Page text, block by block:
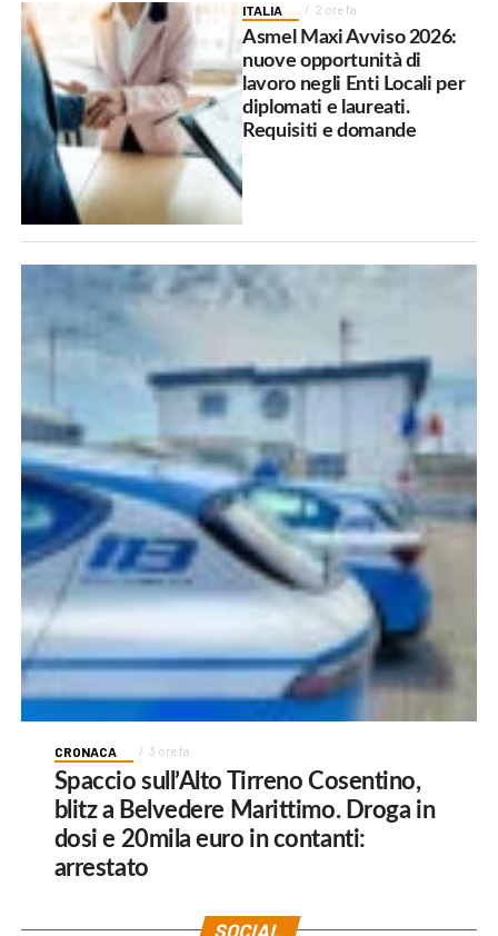
ITALIA 2 ore fa
Asmel Maxi Avviso 2026:
nuove opportunità di
lavoro negli Enti Locali per
diplomati e laureati.
Requisiti e domande
CRONACA 3 ore fa
Spaccio sull’Alto Tirreno Cosentino,
blitz a Belvedere Marittimo. Droga in
dosi e 20mila euro in contanti:
arrestato
SOCIAL